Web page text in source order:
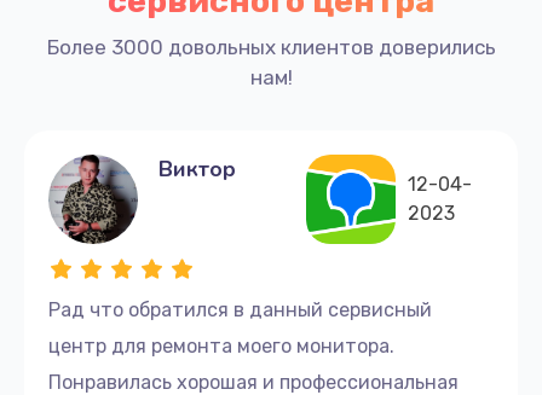
Более 3000 довольных клиентов доверились
нам!
Рад что обратился в данный сервисный
центр для ремонта моего монитора.
Понравилась хорошая и профессиональная
Виктор
12-04-
2023